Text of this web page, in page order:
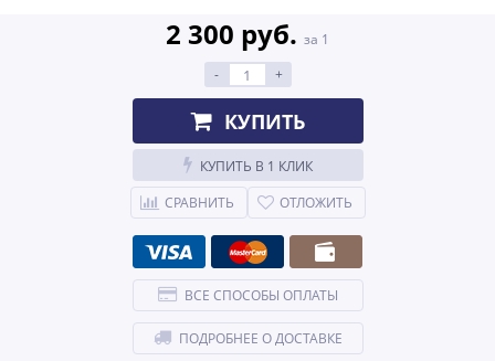
2 300 руб. за 1
-
+
КУПИТЬ
КУПИТЬ В 1 КЛИК
СРАВНИТЬ
ОТЛОЖИТЬ
ВСЕ СПОСОБЫ ОПЛАТЫ
ПОДРОБНЕЕ О ДОСТАВКЕ